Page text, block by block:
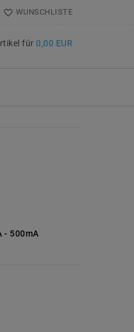
WUNSCHLISTE
für 0,00 EUR
- 500mA